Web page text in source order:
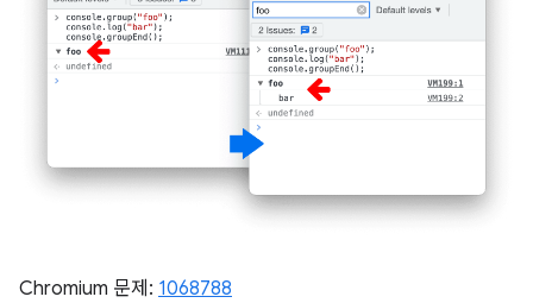
Chromium 문제: 1068788